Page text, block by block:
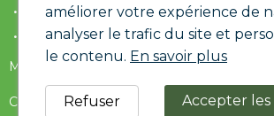
• Panier
• Historique de commandes
Mentions Légales & RGPD
Conditions générales de ventes
améliorer votre expérience de
analyser le trafic du site et
le contenu. En savoir plus
Accepter les
Refuser